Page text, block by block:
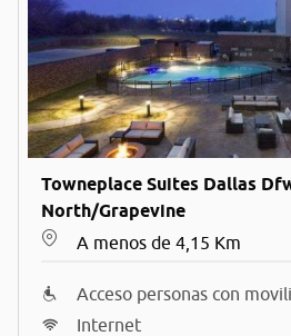
Towneplace Suites Dallas
North/Grapevine
A menos de 4,15 Km
Acceso personas con
Internet